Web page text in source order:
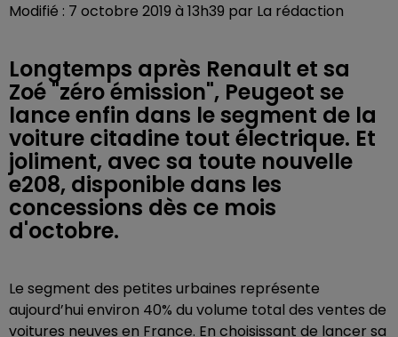
Modifié : 7 octobre 2019 à 13h39 par La rédaction
Longtemps après Renault et sa
Zoé "zéro émission", Peugeot se
lance enfin dans le segment de la
voiture citadine tout électrique. Et
joliment, avec sa toute nouvelle
e208, disponible dans les
concessions dès ce mois
d'octobre.
Le segment des petites urbaines représente
aujourd’hui environ 40% du volume total des ventes de
voitures neuves en France. En choisissant de lancer sa